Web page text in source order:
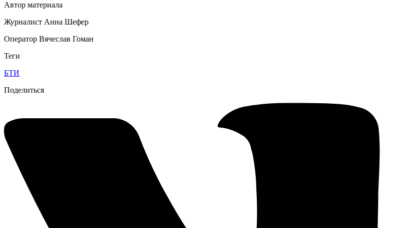
Автор материала
Журналист Анна Шефер
Оператор Вячеслав Гоман
Теги
БТИ
Поделиться